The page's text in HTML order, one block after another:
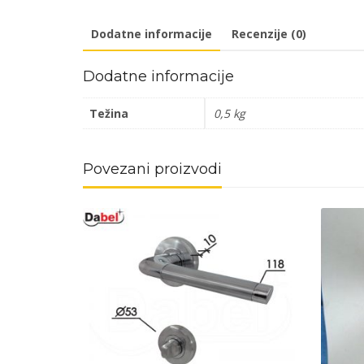
Dodatne informacije Recenzije (0)
Dodatne informacije
Težina 0,5 kg
Povezani proizvodi